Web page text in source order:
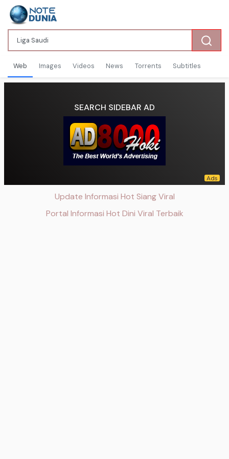
Web Images Videos News Torrents Subtitles
SEARCH SIDEBAR AD
Update Informasi Hot Siang Viral
Portal Informasi Hot Dini Viral Terbaik